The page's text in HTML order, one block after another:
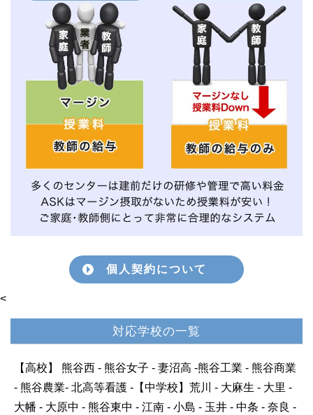
個人契約について
<
対応学校の一覧
【高校】 熊谷西 - 熊谷女子 - 妻沼高 -熊谷工業 - 熊谷商業
- 熊谷農業- 北高等看護 -【中学校】荒川 - 大麻生 - 大里 -
大幡 - 大原中 - 熊谷東中 - 江南 - 小島 - 玉井 - 中条 - 奈良 -